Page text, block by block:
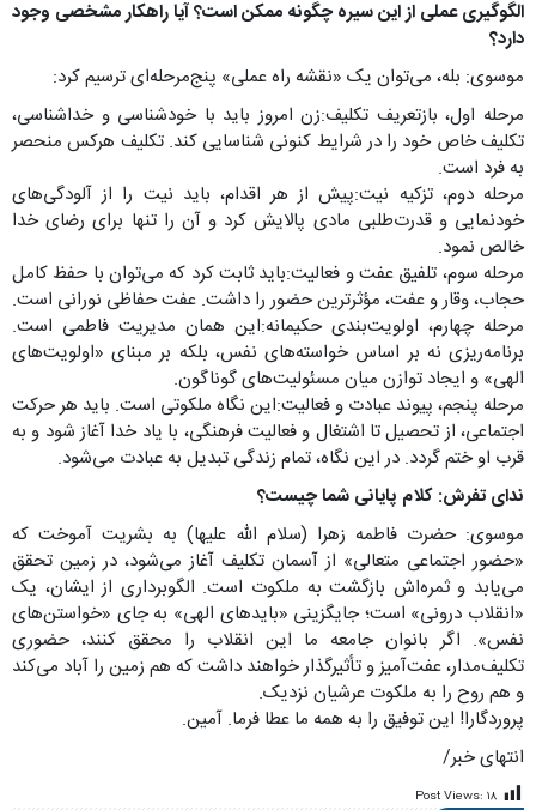
الگوگیری عملی از این سیره چگونه ممکن است؟ آیا راهکار مشخصی وجود
دارد؟
موسوی: بله، می‌توان یک «نقشه راه عملی» پنج‌مرحله‌ای ترسیم کرد:
مرحله اول، بازتعریف تکلیف:زن امروز باید با خودشناسی و خداشناسی،
تکلیف خاص خود را در شرایط کنونی شناسایی کند. تکلیف هرکس منحصر
به فرد است.
مرحله دوم، تزکیه نیت:پیش از هر اقدام، باید نیت را از آلودگی‌های
خودنمایی و قدرت‌طلبی مادی پالایش کرد و آن را تنها برای رضای خدا
خالص نمود.
مرحله سوم، تلفیق عفت و فعالیت:باید ثابت کرد که می‌توان با حفظ کامل
حجاب، وقار و عفت، مؤثرترین حضور را داشت. عفت حفاظی نورانی است.
مرحله چهارم، اولویت‌بندی حکیمانه:این همان مدیریت فاطمی است.
برنامه‌ریزی نه بر اساس خواسته‌های نفس، بلکه بر مبنای «اولویت‌های
الهی» و ایجاد توازن میان مسئولیت‌های گوناگون.
مرحله پنجم، پیوند عبادت و فعالیت:این نگاه ملکوتی است. باید هر حرکت
اجتماعی، از تحصیل تا اشتغال و فعالیت فرهنگی، با یاد خدا آغاز شود و به
قرب او ختم گردد. در این نگاه، تمام زندگی تبدیل به عبادت می‌شود.
ندای تفرش: کلام پایانی شما چیست؟
موسوی: حضرت فاطمه زهرا (سلام الله علیها) به بشریت آموخت که
«حضور اجتماعی متعالی» از آسمان تکلیف آغاز می‌شود، در زمین تحقق
می‌یابد و ثمره‌اش بازگشت به ملکوت است. الگوبرداری از ایشان، یک
«انقلاب درونی» است؛ جایگزینی «بایدهای الهی» به جای «خواستن‌های
نفس». اگر بانوان جامعه ما این انقلاب را محقق کنند، حضوری
تکلیف‌مدار، عفت‌آمیز و تأثیرگذار خواهند داشت که هم زمین را آباد می‌کند
و هم روح را به ملکوت عرشیان نزدیک.
پروردگارا! این توفیق را به همه ما عطا فرما. آمین.
انتهای خبر/
Post Views: ۱۸